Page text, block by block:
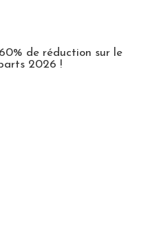
de réduction sur le
2026 !